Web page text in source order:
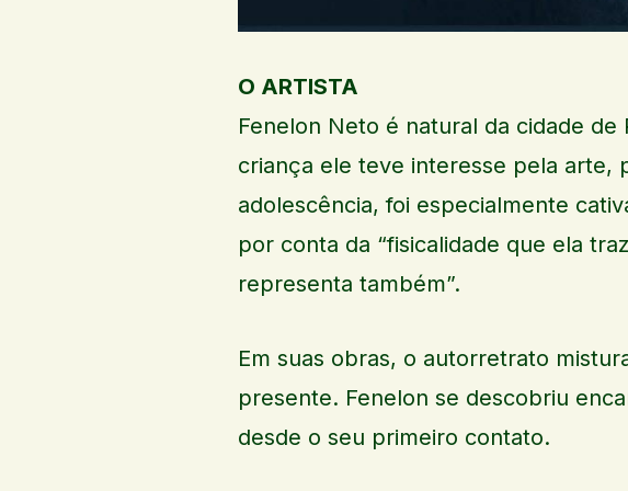
O ARTISTA
Fenelon Neto é natural da cidade
criança ele teve interesse pela arte,
adolescência, foi especialmente
por conta da “fisicalidade que ela
representa também”.
Em suas obras, o autorretrato
presente. Fenelon se descobriu
desde o seu primeiro contato.